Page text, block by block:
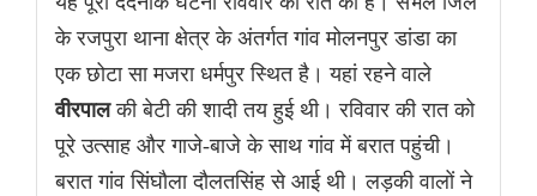
के रजपुरा थाना क्षेत्र के अंतर्गत गांव मोलनपुर डांडा का
एक छोटा सा मजरा धर्मपुर स्थित है। यहां रहने वाले
वीरपालकी बेटी की शादी तय हुई थी। रविवार की रात को
पूरे उत्साह और गाजे-बाजे के साथ गांव में बरात पहुंची।
बरात गांव सिंघौला दौलतसिंह से आई थी। लड़की वालों ने